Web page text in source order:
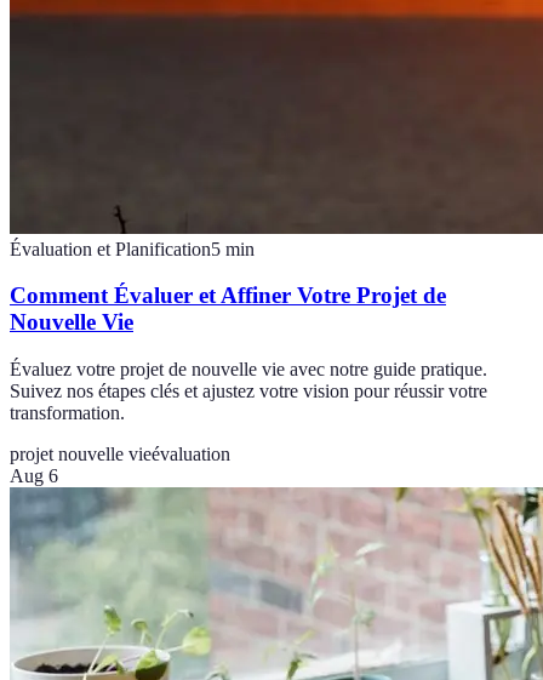
Évaluation et Planification5 min
Comment Évaluer et Affiner Votre Projet de
Nouvelle Vie
Évaluez votre projet de nouvelle vie avec notre guide pratique.
Suivez nos étapes clés et ajustez votre vision pour réussir votre
transformation.
projet nouvelle vieévaluation
Aug 6